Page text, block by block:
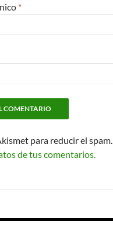
*
para reducir el spam.
de tus comentarios.